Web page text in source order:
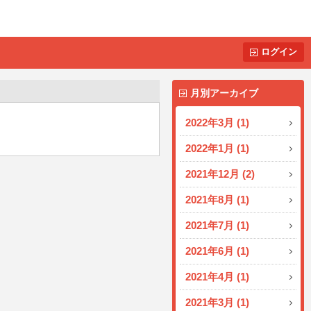
ログイン
月別アーカイブ
2022年3月 (1)
2022年1月 (1)
2021年12月 (2)
2021年8月 (1)
2021年7月 (1)
2021年6月 (1)
2021年4月 (1)
2021年3月 (1)